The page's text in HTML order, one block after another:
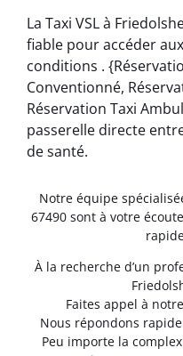
La Taxi VSL à
fiable pour accéder
conditions .
Conventionné,
Réservation Taxi
passerelle directe
de santé.
Notre équipe
67490 sont à votre
À la recherche d’un
Faites appel à
Nous répondons
Peu importe la